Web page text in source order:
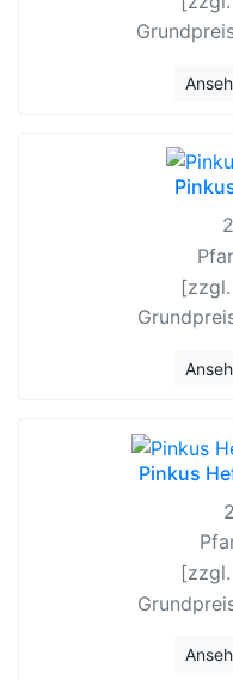
[zzgl.
Pinkus
[zzgl.